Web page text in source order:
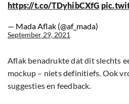
https://t.co/TDyhibCXfG
— Mada Aflak (@af_mada)
September 29, 2021
Aflak benadrukte dat dit slechts
mockup – niets definitiefs. Ook
suggesties en feedback.